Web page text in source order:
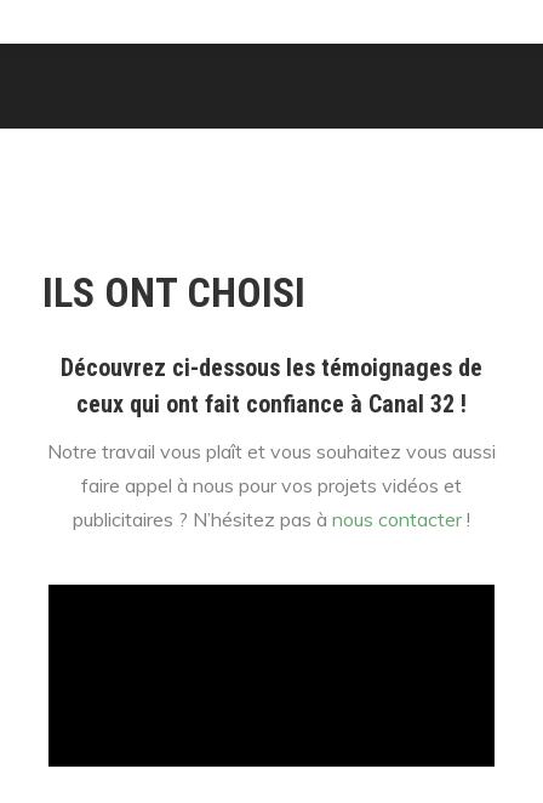
ILS ONT CHOISI
Découvrez ci-dessous les témoignages de
ceux qui ont fait confiance à Canal 32 !
Notre travail vous plaît et vous souhaitez vous aussi
faire appel à nous pour vos projets vidéos et
publicitaires ? N’hésitez pas à nous contacter!